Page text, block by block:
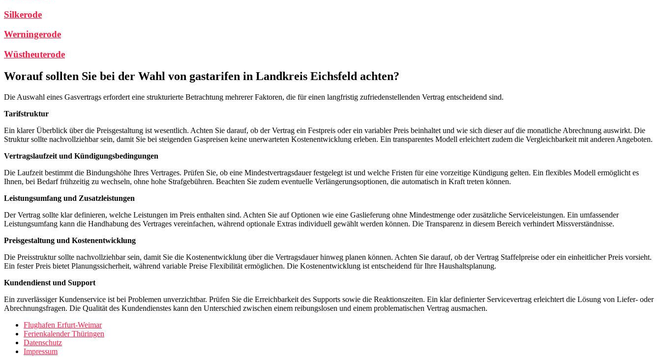
Silkerode
Werningerode
Wüstheuterode
Worauf sollten Sie bei der Wahl von gastarifen in Landkreis Eichsfeld achten?
Die Auswahl eines Gasvertrags erfordert eine strukturierte Betrachtung mehrerer Faktoren, die für einen langfristig zufriedenstellenden Vertrag entscheidend sind.
Tarifstruktur
Ein klarer Überblick über die Preisgestaltung ist wesentlich. Achten Sie darauf, ob der Vertrag ein Festpreis oder ein variabler Preis beinhaltet und wie sich dieser auf die monatliche Abrechnung auswirkt. Die
Struktur sollte nachvollziehbar sein, damit Sie bei steigenden Gaspreisen keine unerwarteten Kostenentwicklung erleben. Ein transparentes Modell erleichtert zudem die Vergleichbarkeit mit anderen Angeboten.
Vertragslaufzeit und Kündigungsbedingungen
Die Laufzeit bestimmt die Bindungshöhe Ihres Vertrages. Prüfen Sie, ob eine Mindestvertragsdauer festgelegt ist und welche Fristen für eine vorzeitige Kündigung gelten. Ein flexibles Modell ermöglicht es
Ihnen, bei Bedarf frühzeitig zu wechseln, ohne hohe Strafgebühren. Beachten Sie zudem eventuelle Verlängerungsoptionen, die automatisch in Kraft treten können.
Leistungsumfang und Zusatzleistungen
Der Vertrag sollte klar definieren, welche Leistungen im Preis enthalten sind. Achten Sie auf Optionen wie eine Gaslieferung ohne Mindestmenge oder zusätzliche Serviceleistungen. Ein umfassender
Leistungsumfang kann die Handhabung des Vertrages vereinfachen, während optionale Extras individuell gewählt werden können. Die Transparenz in diesem Bereich verhindert Missverständnisse.
Preisgestaltung und Kostenentwicklung
Die Preisstruktur sollte nachvollziehbar sein, damit Sie die Kostenentwicklung über die Vertragsdauer hinweg planen können. Achten Sie darauf, ob der Vertrag Staffelpreise oder ein einheitlicher Preis vorsieht.
Ein fester Preis bietet Planungssicherheit, während variable Preise Flexibilität ermöglichen. Die Kostenentwicklung ist entscheidend für Ihre Haushaltsplanung.
Kundendienst und Support
Ein zuverlässiger Kundenservice ist bei Problemen unverzichtbar. Prüfen Sie die Erreichbarkeit des Supports sowie die Reaktionszeiten. Ein klar definierter Servicevertrag erleichtert die Lösung von Liefer- oder
Abrechnungsfragen. Die Qualität des Kundendienstes kann den Unterschied zwischen einem reibungslosen und einem problematischen Vertrag ausmachen.
Flughafen Erfurt-Weimar
Ferienkalender Thüringen
Datenschutz
Impressum